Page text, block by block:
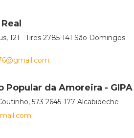
121 Tires 2785-141 São Domingos
Popular da Amoreira - GIPA
573 2645-177 Alcabideche